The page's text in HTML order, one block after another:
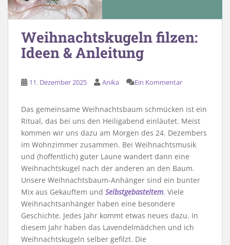
Weihnachtskugeln filzen:
Ideen & Anleitung
11. Dezember 2025 Anika Ein Kommentar
Das gemeinsame Weihnachtsbaum schmücken ist ein
Ritual, das bei uns den Heiligabend einläutet. Meist
kommen wir uns dazu am Morgen des 24. Dezembers
im Wohnzimmer zusammen. Bei Weihnachtsmusik
und (hoffentlich) guter Laune wandert dann eine
Weihnachtskugel nach der anderen an den Baum.
Unsere Weihnachtsbaum-Anhänger sind ein bunter
Mix aus Gekauftem und Selbstgebasteltem. Viele
Weihnachtsanhänger haben eine besondere
Geschichte. Jedes Jahr kommt etwas neues dazu. In
diesem Jahr haben das Lavendelmädchen und ich
Weihnachtskugeln selber gefilzt. Die